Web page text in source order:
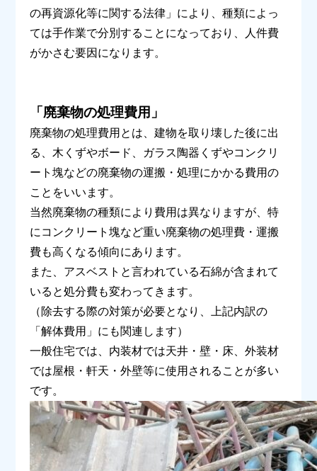
の再資源化等に関する法律」により、種類によっ
ては手作業で分別することになっており、人件費
がかさむ要因になります。
「廃棄物の処理費用」
廃棄物の処理費用とは、建物を取り壊した後に出
る、木くずやボード、ガラス陶器くずやコンクリ
ート塊などの廃棄物の運搬・処理にかかる費用の
ことをいいます。
当然廃棄物の種類により費用は異なりますが、特
にコンクリート塊など重い廃棄物の処理費・運搬
費も高くなる傾向にあります。
また、アスベストと言われている石綿が含まれて
いると処分費も変わってきます。
（除去する際の対策が必要となり、上記内訳の
「解体費用」にも関連します）
一般住宅では、内装材では天井・壁・床、外装材
では屋根・軒天・外壁等に使用されることが多い
です。